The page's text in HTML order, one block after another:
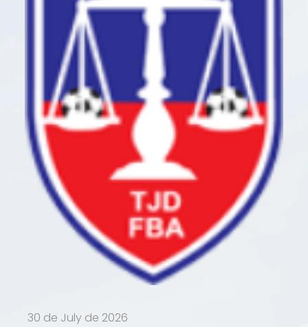
30 de July de 2026